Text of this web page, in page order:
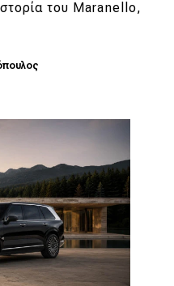
του Maranello,